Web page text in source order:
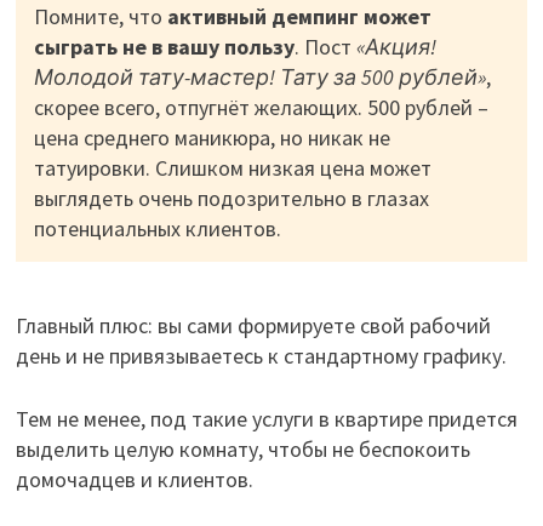
Помните, что активный демпинг может
сыграть не в вашу пользу. Пост «Акция!
Молодой тату-мастер! Тату за 500 рублей»,
скорее всего, отпугнёт желающих. 500 рублей –
цена среднего маникюра, но никак не
татуировки. Слишком низкая цена может
выглядеть очень подозрительно в глазах
потенциальных клиентов.
Главный плюс: вы сами формируете свой рабочий
день и не привязываетесь к стандартному графику.
Тем не менее, под такие услуги в квартире придется
выделить целую комнату, чтобы не беспокоить
домочадцев и клиентов.